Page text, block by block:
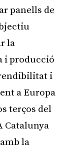
panells de
la
i producció
i
a Europa
terços del
Catalunya
la